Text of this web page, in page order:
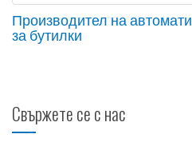
Производител на
за бутилки
Свържете се с нас